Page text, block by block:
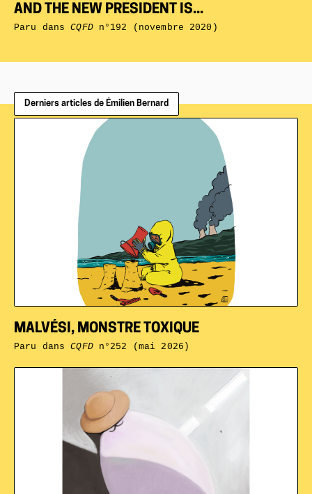
AND THE NEW PRESIDENT IS...
Paru dansCQFDn°192 (novembre 2020)
Derniers articles de Émilien Bernard
MALVÉSI, MONSTRE TOXIQUE
Paru dansCQFDn°252 (mai 2026)